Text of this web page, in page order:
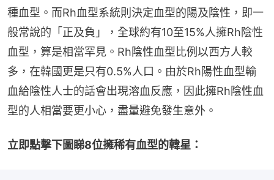
種血型。而Rh血型系統則決定血型的陽及陰性，即一
般常說的「正及負」，全球約有10至15%人擁Rh陰性
血型，算是相當罕見。Rh陰性血型比例以西方人較
多，在韓國更是只有0.5%人口。由於Rh陽性血型輸
血給陰性人士的話會出現溶血反應，因此擁Rh陰性血
型的人相當要更小心，盡量避免發生意外。
立即點撃下圖睇8位擁稀有血型的韓星：